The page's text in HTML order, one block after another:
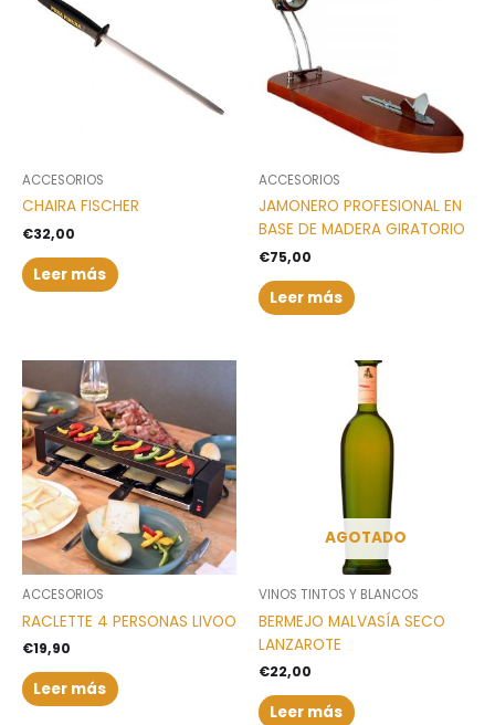
ACCESORIOS
CHAIRA FISCHER
€32,00
Leer más
ACCESORIOS
JAMONERO PROFESIONAL EN
BASE DE MADERA GIRATORIO
€75,00
Leer más
ACCESORIOS
RACLETTE 4 PERSONAS LIVOO
€19,90
Leer más
AGOTADO
VINOS TINTOS Y BLANCOS
BERMEJO MALVASÍA SECO
LANZAROTE
€22,00
Leer más